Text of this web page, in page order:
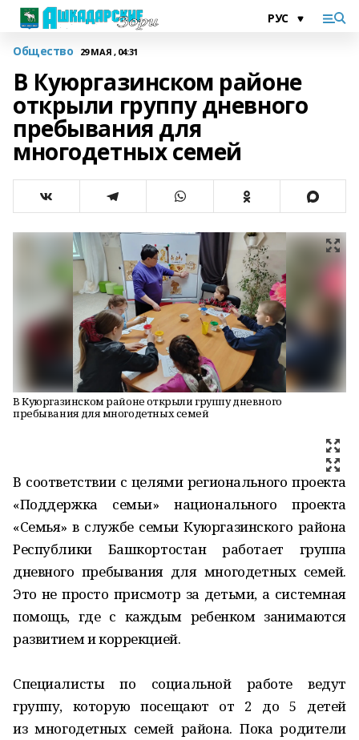
Общество 29 МАЯ , 04:31
В Куюргазинском районе
открыли группу дневного
пребывания для
многодетных семей
В Куюргазинском районе открыли группу дневного
пребывания для многодетных семей
В соответствии с целями регионального проекта
«Поддержка семьи» национального проекта
«Семья» в службе семьи Куюргазинского района
Республики Башкортостан работает группа
дневного пребывания для многодетных семей.
Это не просто присмотр за детьми, а системная
помощь, где с каждым ребенком занимаются
развитием и коррекцией.
Специалисты по социальной работе ведут
группу, которую посещают от 2 до 5 детей
из многодетных семей района. Пока родители